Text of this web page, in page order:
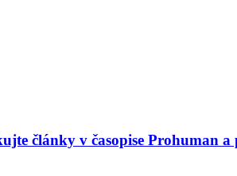
články v časopise Prohuman